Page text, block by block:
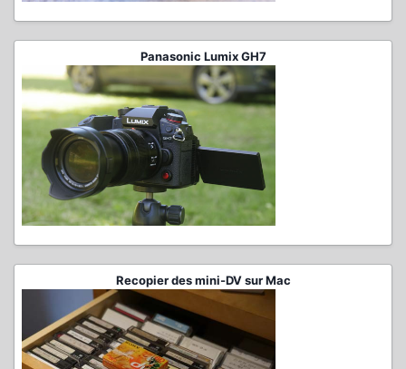
Panasonic Lumix GH7
Recopier des mini-DV sur Mac